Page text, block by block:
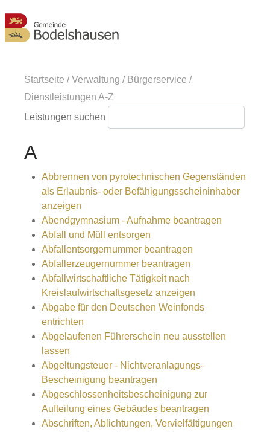
Startseite /Verwaltung / Bürgerservice /
Dienstleistungen A-Z
Leistungen suchen
A
Abbrennen von pyrotechnischen Gegenständen
als Erlaubnis- oder Befähigungsscheininhaber
anzeigen
Abendgymnasium - Aufnahme beantragen
Abfall und Müll entsorgen
Abfallentsorgernummer beantragen
Abfallerzeugernummer beantragen
Abfallwirtschaftliche Tätigkeit nach
Kreislaufwirtschaftsgesetz anzeigen
Abgabe für den Deutschen Weinfonds
entrichten
Abgelaufenen Führerschein neu ausstellen
lassen
Abgeltungsteuer - Nichtveranlagungs-
Bescheinigung beantragen
Abgeschlossenheitsbescheinigung zur
Aufteilung eines Gebäudes beantragen
Abschriften, Ablichtungen, Vervielfältigungen